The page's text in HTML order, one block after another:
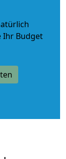
Ihr Budget